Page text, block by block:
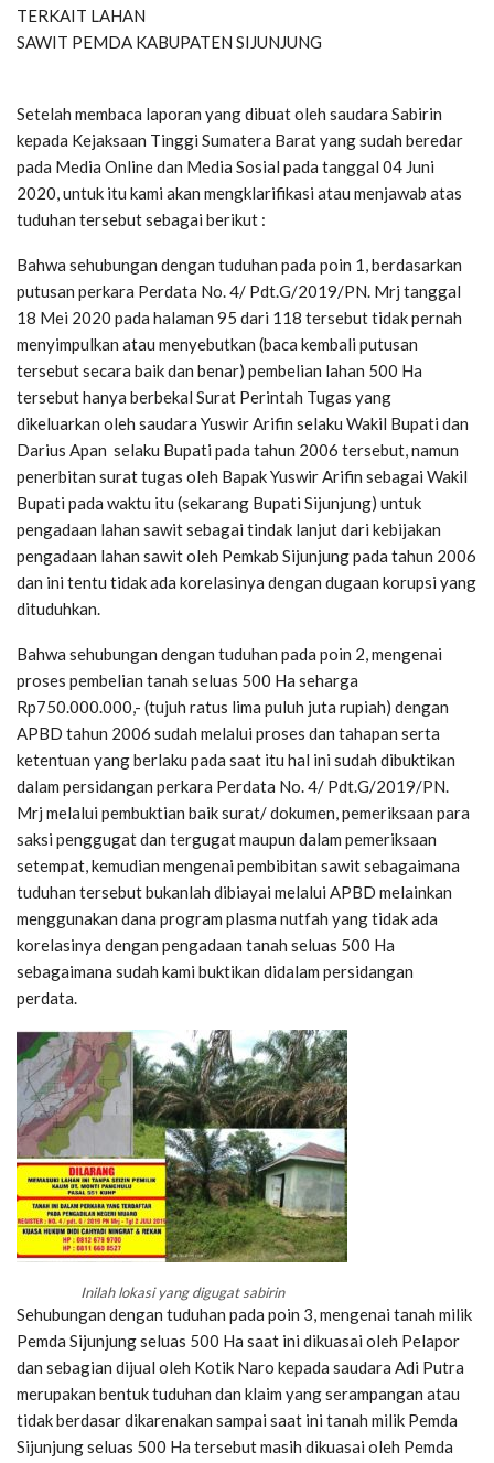
TERKAIT LAHAN
SAWIT PEMDA KABUPATEN SIJUNJUNG
Setelah membaca laporan yang dibuat oleh saudara Sabirin
kepada Kejaksaan Tinggi Sumatera Barat yang sudah beredar
pada Media Online dan Media Sosial pada tanggal 04 Juni
2020, untuk itu kami akan mengklarifikasi atau menjawab atas
tuduhan tersebut sebagai berikut :
Bahwa sehubungan dengan tuduhan pada poin 1, berdasarkan
putusan perkara Perdata No. 4/ Pdt.G/2019/PN. Mrj tanggal
18 Mei 2020 pada halaman 95 dari 118 tersebut tidak pernah
menyimpulkan atau menyebutkan (baca kembali putusan
tersebut secara baik dan benar) pembelian lahan 500 Ha
tersebut hanya berbekal Surat Perintah Tugas yang
dikeluarkan oleh saudara Yuswir Arifin selaku Wakil Bupati dan
Darius Apan selaku Bupati pada tahun 2006 tersebut, namun
penerbitan surat tugas oleh Bapak Yuswir Arifin sebagai Wakil
Bupati pada waktu itu (sekarang Bupati Sijunjung) untuk
pengadaan lahan sawit sebagai tindak lanjut dari kebijakan
pengadaan lahan sawit oleh Pemkab Sijunjung pada tahun 2006
dan ini tentu tidak ada korelasinya dengan dugaan korupsi yang
dituduhkan.
Bahwa sehubungan dengan tuduhan pada poin 2, mengenai
proses pembelian tanah seluas 500 Ha seharga
Rp750.000.000,- (tujuh ratus lima puluh juta rupiah) dengan
APBD tahun 2006 sudah melalui proses dan tahapan serta
ketentuan yang berlaku pada saat itu hal ini sudah dibuktikan
dalam persidangan perkara Perdata No. 4/ Pdt.G/2019/PN.
Mrj melalui pembuktian baik surat/ dokumen, pemeriksaan para
saksi penggugat dan tergugat maupun dalam pemeriksaan
setempat, kemudian mengenai pembibitan sawit sebagaimana
tuduhan tersebut bukanlah dibiayai melalui APBD melainkan
menggunakan dana program plasma nutfah yang tidak ada
korelasinya dengan pengadaan tanah seluas 500 Ha
sebagaimana sudah kami buktikan didalam persidangan
perdata.
Inilah lokasi yang digugat sabirin
Sehubungan dengan tuduhan pada poin 3, mengenai tanah milik
Pemda Sijunjung seluas 500 Ha saat ini dikuasai oleh Pelapor
dan sebagian dijual oleh Kotik Naro kepada saudara Adi Putra
merupakan bentuk tuduhan dan klaim yang serampangan atau
tidak berdasar dikarenakan sampai saat ini tanah milik Pemda
Sijunjung seluas 500 Ha tersebut masih dikuasai oleh Pemda